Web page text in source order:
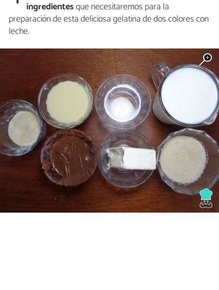
ingredientesque necesitaremos para la
preparación de esta deliciosa gelatina de dos colores con
leche.